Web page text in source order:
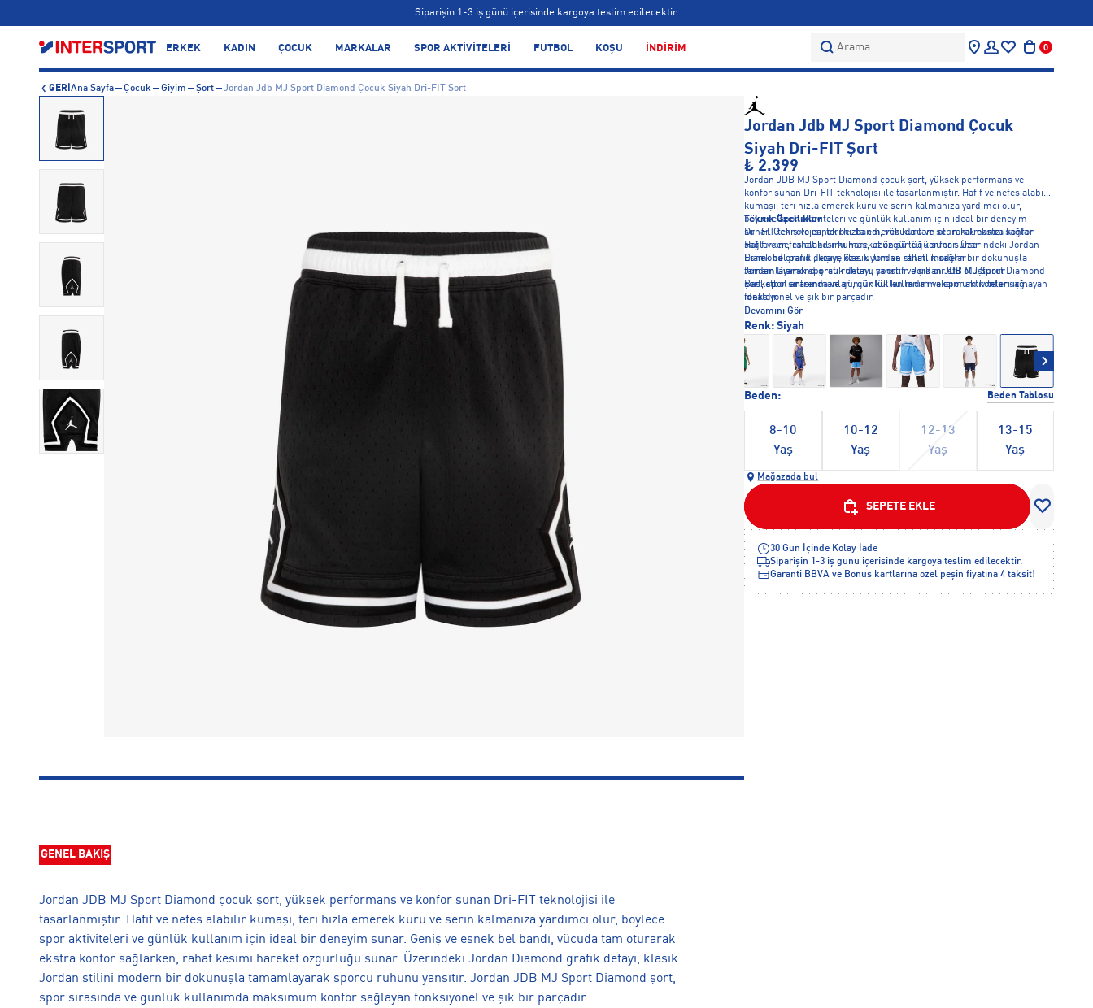
Siparişin 1-3 iş günü içerisinde kargoya teslim edilecektir.
Bonus kartlara özel vade farksız taksit seçenekleri!
ERKEK KADIN ÇOCUK MARKALAR SPOR AKTİVİTELERİ FUTBOL KOŞU İNDİRİM Arama 0
GERİ Ana Sayfa Çocuk Giyim Şort Jordan Jdb MJ Sport Diamond Çocuk Siyah Dri-FIT Şort
GENEL BAKIŞ
Jordan JDB MJ Sport Diamond çocuk şort, yüksek performans ve konfor sunan Dri-FIT teknolojisi ile
tasarlanmıştır. Hafif ve nefes alabilir kumaşı, teri hızla emerek kuru ve serin kalmanıza yardımcı olur, böylece
spor aktiviteleri ve günlük kullanım için ideal bir deneyim sunar. Geniş ve esnek bel bandı, vücuda tam oturarak
ekstra konfor sağlarken, rahat kesimi hareket özgürlüğü sunar. Üzerindeki Jordan Diamond grafik detayı, klasik
Jordan stilini modern bir dokunuşla tamamlayarak sporcu ruhunu yansıtır. Jordan JDB MJ Sport Diamond şort,
spor sırasında ve günlük kullanımda maksimum konfor sağlayan fonksiyonel ve şık bir parçadır.
Jordan Jdb MJ Sport Diamond Çocuk
Siyah Dri-FIT Şort
₺ 2.399
Jordan JDB MJ Sport Diamond çocuk şort, yüksek performans ve
konfor sunan Dri-FIT teknolojisi ile tasarlanmıştır. Hafif ve nefes alabilir
kumaşı, teri hızla emerek kuru ve serin kalmanıza yardımcı olur,
böylece spor aktiviteleri ve günlük kullanım için ideal bir deneyim
sunar. Geniş ve esnek bel bandı, vücuda tam oturarak ekstra konfor
sağlarken, rahat kesimi hareket özgürlüğü sunar. Üzerindeki Jordan
Diamond grafik detayı, klasik Jordan stilini modern bir dokunuşla
tamamlayarak sporcu ruhunu yansıtır. Jordan JDB MJ Sport Diamond
şort, spor sırasında ve günlük kullanımda maksimum konfor sağlayan
fonksiyonel ve şık bir parçadır.
Teknik Özellikler
Dri-FIT teknolojisi, teri hızla emerek kuru ve serin kalmanızı sağlar
Hafif ve nefes alabilir kumaş, uzun süreli konfor sunar
Esnek bel bandı, kişiye özel uyum ve rahatlık sağlar
Jordan Diamond grafik detayı, sportif ve şık bir stil oluşturur
Basketbol antrenmanları, günlük kullanım ve spor aktiviteleri için
idealdir
Devamını Gör
Beden: Beden Tablosu
8-10
Yaş
10-12
Yaş
12-13
Yaş
13-15
Yaş
Renk: Siyah
Mağazada bul
SEPETE EKLE
30 Gün İçinde Kolay İade
Siparişin 1-3 iş günü içerisinde kargoya teslim edilecektir.
Garanti BBVA ve Bonus kartlarına özel peşin fiyatına 4 taksit!